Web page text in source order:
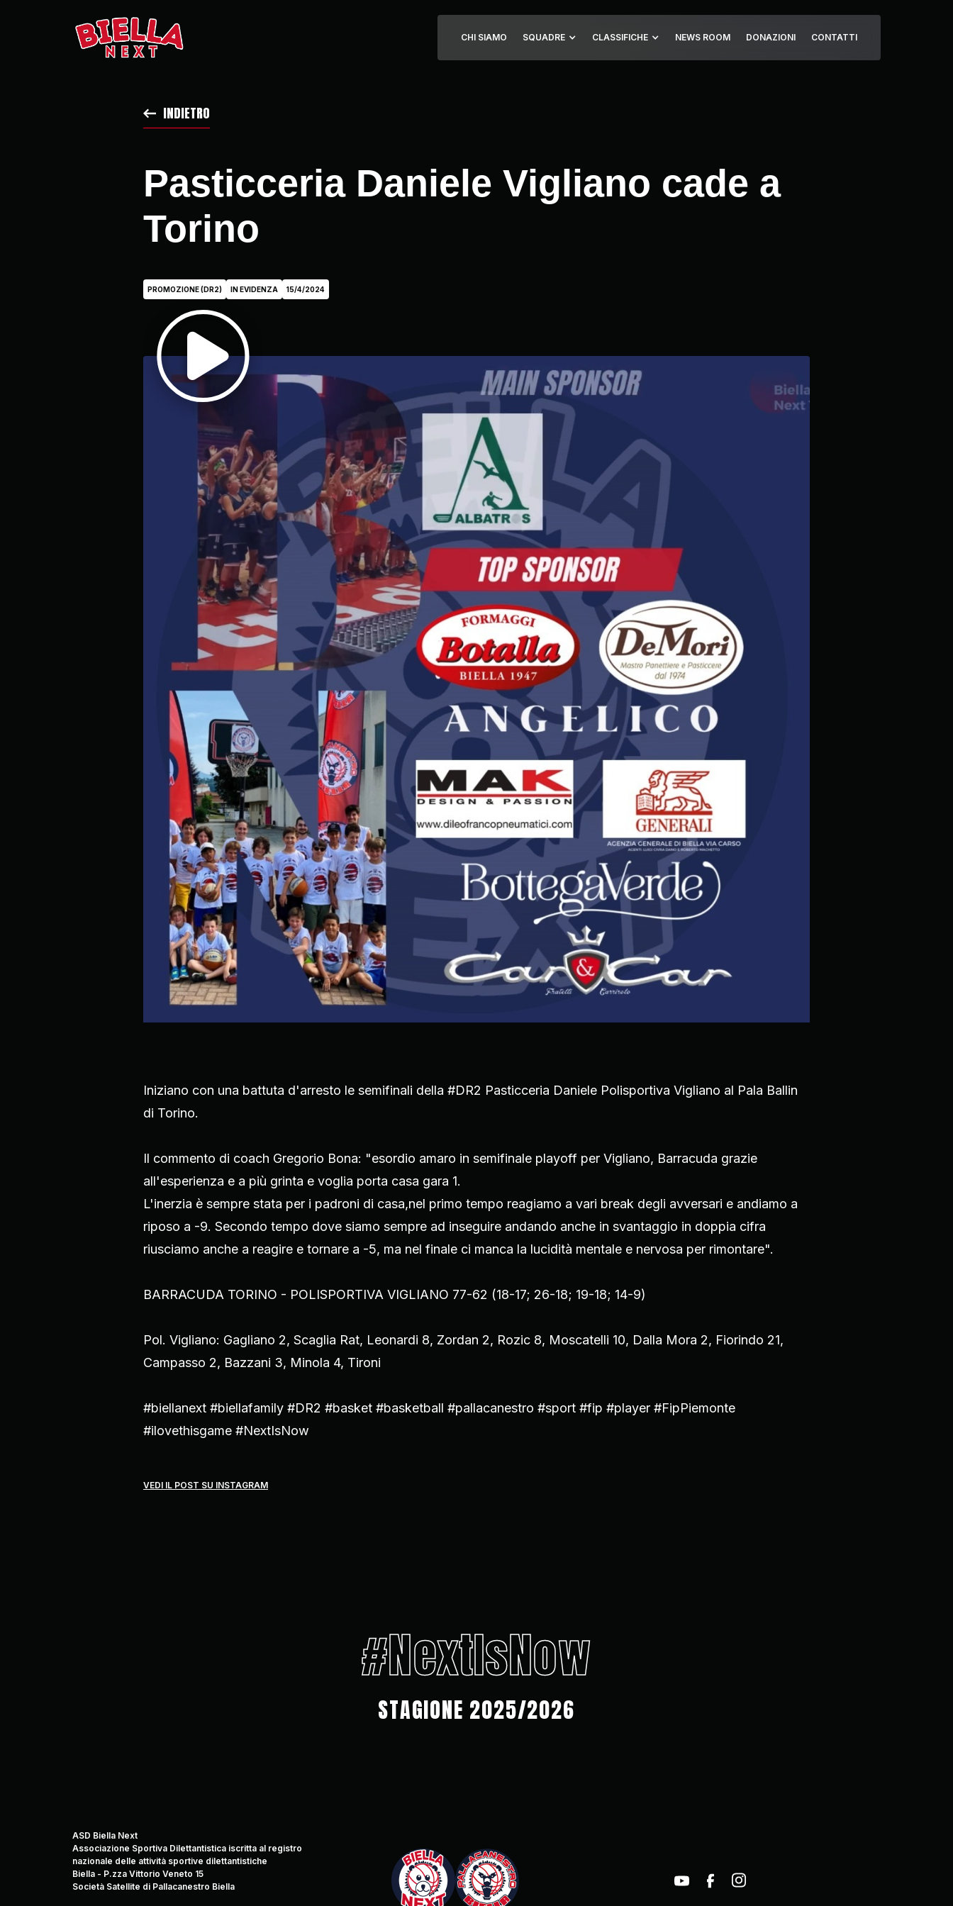
CHI SIAMO SQUADRE CLASSIFICHE NEWS ROOM DONAZIONI CONTATTI
INDIETRO
Pasticceria Daniele Vigliano cade a
Torino
PROMOZIONE (DR2) IN EVIDENZA 15/4/2024
Iniziano con una battuta d'arresto le semifinali della #DR2 Pasticceria Daniele Polisportiva Vigliano al Pala Ballin
di Torino.
Il commento di coach Gregorio Bona: "esordio amaro in semifinale playoff per Vigliano, Barracuda grazie
all'esperienza e a più grinta e voglia porta casa gara 1.
L'inerzia è sempre stata per i padroni di casa,nel primo tempo reagiamo a vari break degli avversari e andiamo a
riposo a -9. Secondo tempo dove siamo sempre ad inseguire andando anche in svantaggio in doppia cifra
riusciamo anche a reagire e tornare a -5, ma nel finale ci manca la lucidità mentale e nervosa per rimontare".
BARRACUDA TORINO - POLISPORTIVA VIGLIANO 77-62 (18-17; 26-18; 19-18; 14-9)
Pol. Vigliano: Gagliano 2, Scaglia Rat, Leonardi 8, Zordan 2, Rozic 8, Moscatelli 10, Dalla Mora 2, Fiorindo 21,
Campasso 2, Bazzani 3, Minola 4, Tironi
#biellanext #biellafamily #DR2 #basket #basketball #pallacanestro #sport #fip #player #FipPiemonte
#ilovethisgame #NextIsNow
VEDI IL POST SU INSTAGRAM
#NextIsNow
STAGIONE 2025/2026
ASD Biella Next
Associazione Sportiva Dilettantistica iscritta al registro
nazionale delle attività sportive dilettantistiche
Biella - P.zza Vittorio Veneto 15
Società Satellite di Pallacanestro Biella